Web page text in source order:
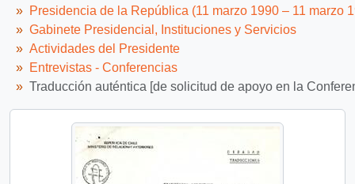
Presidencia de la República (11 marzo 1990 – 11 marzo
Gabinete Presidencial, Instituciones y Servicios
Actividades del Presidente
Entrevistas - Conferencias
Traducción auténtica [de solicitud de apoyo en la